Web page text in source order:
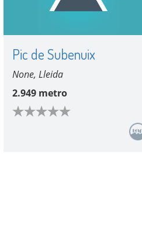
Pic de Subenuix
None, Lleida
2.949 metro